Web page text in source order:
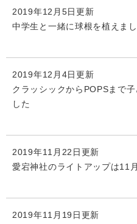
2019年12月5日更新
中学生と一緒に球根を植えま
2019年12月4日更新
クラッシックからPOPSまで
した
2019年11月22日更新
愛宕神社のライトアップは11
2019年11月19日更新